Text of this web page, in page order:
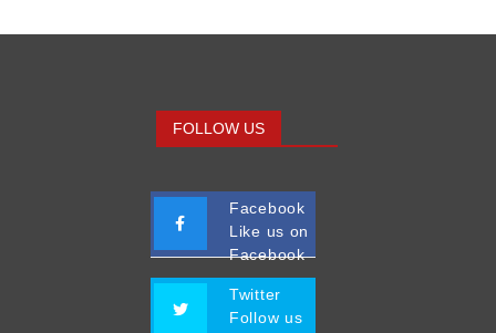
FOLLOW US
Facebook
Like us on
Facebook
Twitter
Follow us